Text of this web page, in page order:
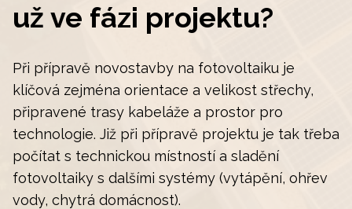
už ve fázi projektu?
Při přípravě novostavby na fotovoltaiku je
klíčová zejména orientace a velikost střechy,
připravené trasy kabeláže a prostor pro
technologie. Již při přípravě projektu je tak třeba
počítat s technickou místností a sladění
fotovoltaiky s dalšími systémy (vytápění, ohřev
vody, chytrá domácnost).